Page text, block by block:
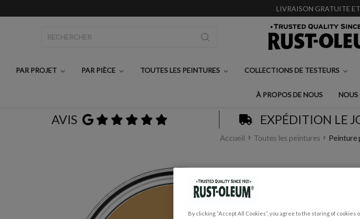
LIVRAISON GRATUITE
PAR PROJET PAR PIÈCE TOUTES LES PEINTURES COLLECTIONS DE TESTEURS
À PROPOS DE NOUS NOUS
AVIS EXPÉDITION LE
Accueil Toutes les peintures Peinture
Écrire
By clicking “Accept All Cookies”, you agree to the storing of